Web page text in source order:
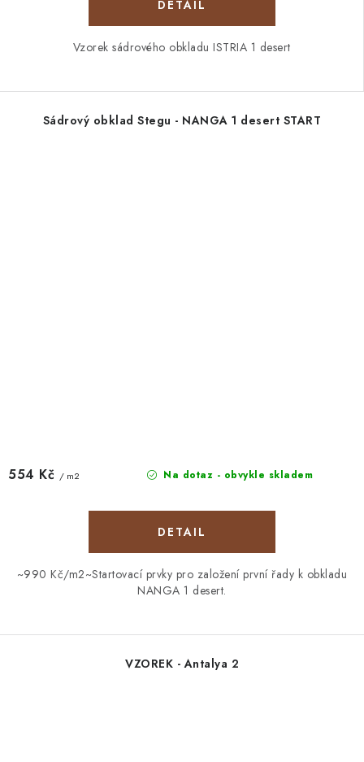
Vzorek sádrového obkladu ISTRIA 1 desert
Sádrový obklad Stegu - NANGA 1 desert START
Na dotaz - obvykle skladem
554 Kč / m2
~990 Kč/m2~Startovací prvky pro založení první řady k obkladu
NANGA 1 desert.
VZOREK - Antalya 2